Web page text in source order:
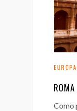
EUROPA
Como